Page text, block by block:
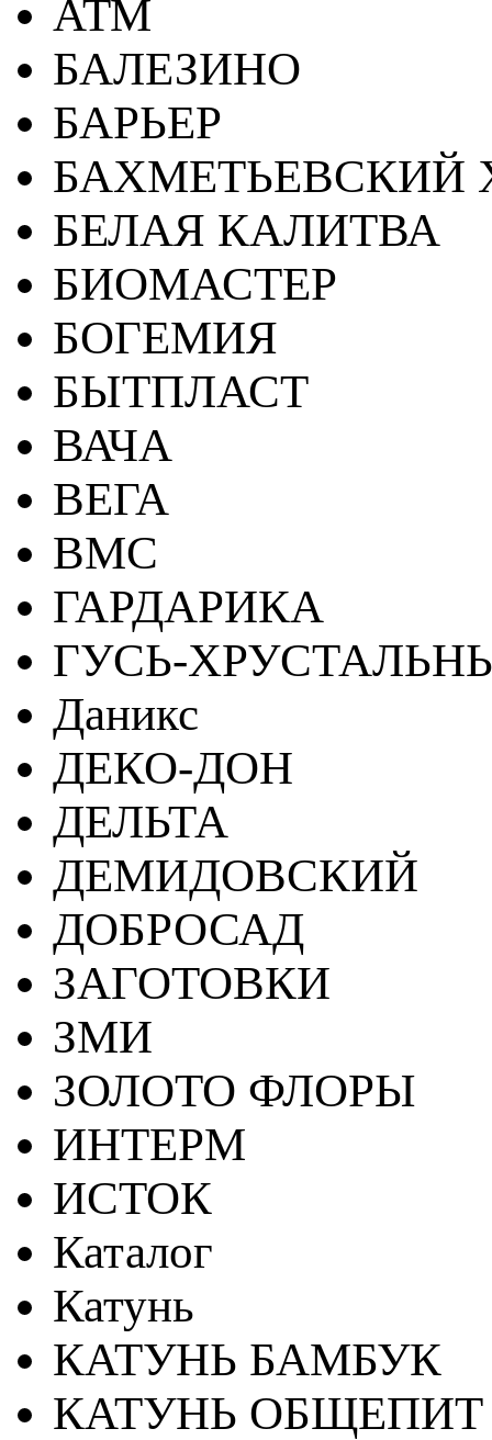
АТМ
БАЛЕЗИНО
БАРЬЕР
БАХМЕТЬЕВСКИЙ
БЕЛАЯ КАЛИТВА
БИОМАСТЕР
БОГЕМИЯ
БЫТПЛАСТ
ВАЧА
ВЕГА
ВМС
ГАРДАРИКА
ГУСЬ-
Даникс
ДЕКО-ДОН
ДЕЛЬТА
ДЕМИДОВСКИЙ
ДОБРОСАД
ЗАГОТОВКИ
ЗМИ
ЗОЛОТО ФЛОРЫ
ИНТЕРМ
ИСТОК
Каталог
Катунь
КАТУНЬ БАМБУК
КАТУНЬ ОБЩЕПИТ